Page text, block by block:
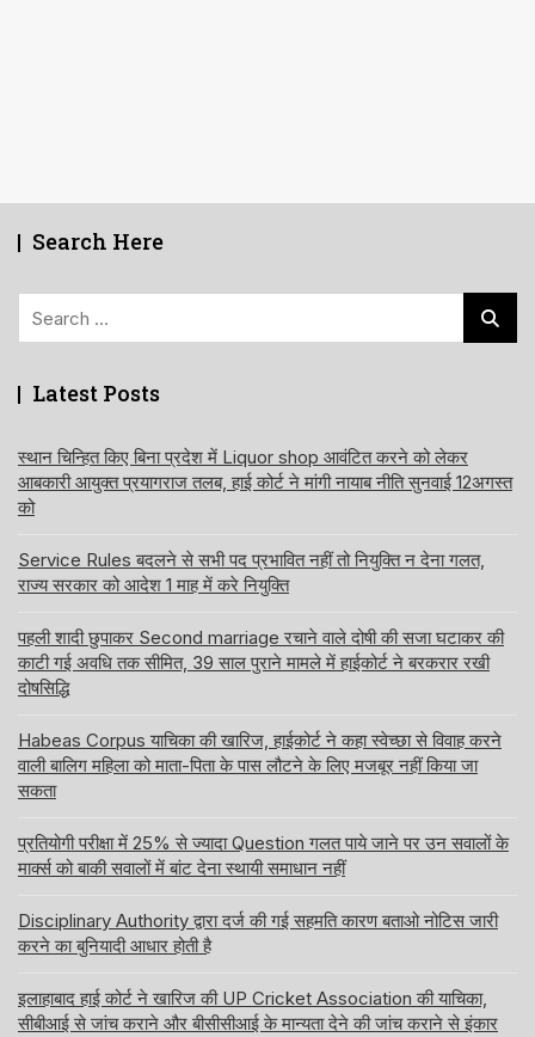
Search Here
Latest Posts
स्थान चिन्हित किए बिना प्रदेश में Liquor shop आवंटित करने को लेकर
आबकारी आयुक्त प्रयागराज तलब, हाई कोर्ट ने मांगी नायाब नीति सुनवाई 12अगस्त
को
Service Rules बदलने से सभी पद प्रभावित नहीं तो नियुक्ति न देना गलत,
राज्य सरकार को आदेश 1 माह में करे नियुक्ति
पहली शादी छुपाकर Second marriage रचाने वाले दोषी की सजा घटाकर की
काटी गई अवधि तक सीमित, 39 साल पुराने मामले में हाईकोर्ट ने बरकरार रखी
दोषसिद्धि
Habeas Corpus याचिका की खारिज, हाईकोर्ट ने कहा स्वेच्छा से विवाह करने
वाली बालिग महिला को माता-पिता के पास लौटने के लिए मजबूर नहीं किया जा
सकता
प्रतियोगी परीक्षा में 25% से ज्यादा Question गलत पाये जाने पर उन सवालों के
मार्क्स को बाकी सवालों में बांट देना स्थायी समाधान नहीं
Disciplinary Authority द्वारा दर्ज की गई सहमति कारण बताओ नोटिस जारी
करने का बुनियादी आधार होती है
इलाहाबाद हाई कोर्ट ने खारिज की UP Cricket Association की याचिका,
सीबीआई से जांच कराने और बीसीसीआई के मान्यता देने की जांच कराने से इंकार